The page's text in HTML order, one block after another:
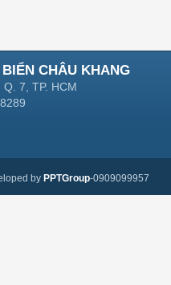
CHÂU KHANG
7, TP. HCM
by PPTGroup-0909099957